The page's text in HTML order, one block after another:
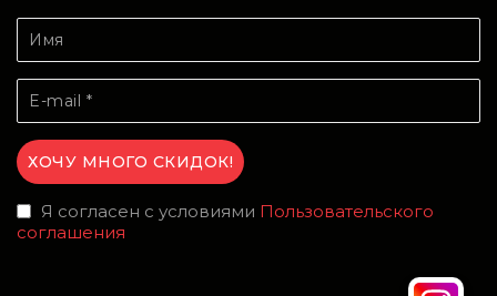
Я согласен с условиями Пользовательского
соглашения